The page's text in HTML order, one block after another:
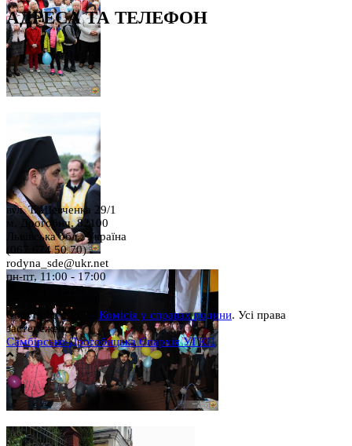
АДРЕСА ТА ТЕЛЕФОН
вул. Т. Шевченка 29/1
м. Дрогобич, 82100
Львівська обл., Україна
(067 674 50 70)
rodyna_sde@ukr.net
пн-пт, 11:00 - 17:00
сб, 9:00 - 15:00
Copyright © 2026 Комісія у справах родини. Усі права
застережено.
Самбірсько-Дрогобицька Єпархія УГКЦ